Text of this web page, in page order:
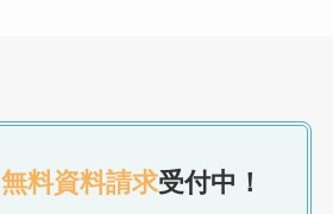
無料資料請求受付中！